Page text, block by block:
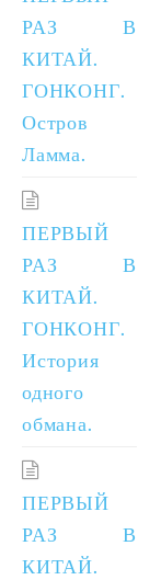
РАЗ В
КИТАЙ.
ГОНКОНГ.
Остров
Ламма.
ПЕРВЫЙ
РАЗ В
КИТАЙ.
ГОНКОНГ.
История
одного
обмана.
ПЕРВЫЙ
РАЗ В
КИТАЙ.